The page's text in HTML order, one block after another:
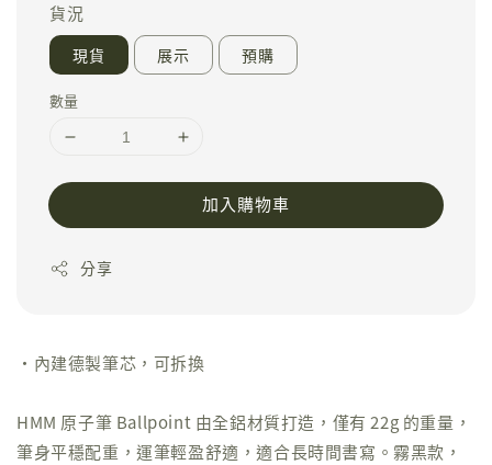
貨況
現貨 展示 預購
數量
加入購物車
分享
‧內建德製筆芯，可拆換
HMM 原子筆 Ballpoint 由全鋁材質打造，僅有 22g 的重量，
筆身平穩配重，運筆輕盈舒適，適合長時間書寫。霧黑款，